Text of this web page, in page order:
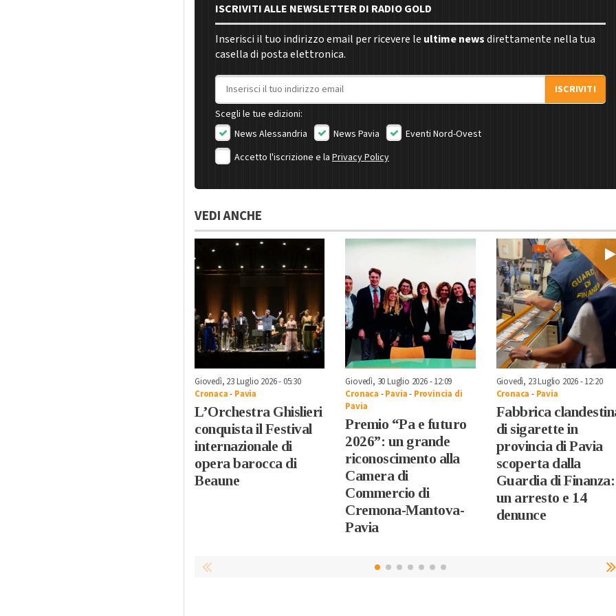
ISCRIVITI ALLE NEWSLETTER DI RADIO GOLD
Inserisci il tuo indirizzo email per ricevere le ultime newsdirettamente nella tua
casella di posta elettronica.
Indirizzo email
ISCRIVITI
Scegli le tue edizioni:
News Alessandria
News Pavia
Eventi Nord-Ovest
Accetto l'iscrizione e la Privacy Policy
VEDI ANCHE
Giovedì, 23 Luglio 2026 - 05:30
Cronaca- Pavia
L’Orchestra Ghislieri
conquista il Festival
internazionale di
opera barocca di
Beaune
Giovedì, 30 Luglio 2026 - 12:09
Cronaca -Pavia- Provincia di
Pavia
Premio “Pa e futuro
2026”: un grande
riconoscimento alla
Camera di
Commercio di
Cremona-Mantova-
Pavia
Giovedì, 23 Luglio 2026 - 12:20
Cronaca - Pavia
Fabbrica
di sigarette in
provincia di Pavia
scoperta dalla
Guardia di Finanza:
un arresto e 14
denunce